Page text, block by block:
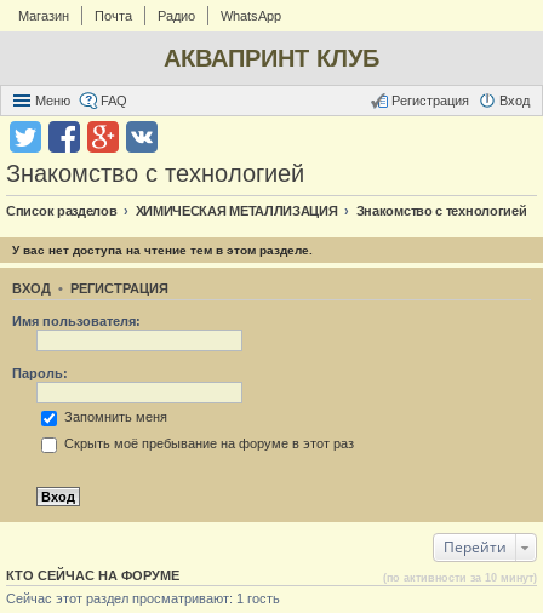
Магазин Почта Радио WhatsApp
АКВАПРИНТ КЛУБ
Меню FAQ Вход
Регистрация
Знакомство с технологией
Список разделов ХИМИЧЕСКАЯ МЕТАЛЛИЗАЦИЯ Знакомство с технологией
У вас нет доступа на чтение тем в этом разделе.
ВХОД • РЕГИСТРАЦИЯ
Имя пользователя:
Пароль:
Запомнить меня
Скрыть моё пребывание на форуме в этот раз
Перейти
КТО СЕЙЧАС НА ФОРУМЕ (по активности за 10 минут)
Сейчас этот раздел просматривают: 1 гость